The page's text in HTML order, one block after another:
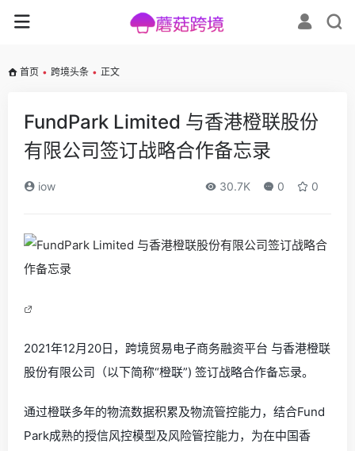
首页 • 跨境头条 • 正文
FundPark Limited 与香港橙联股份
有限公司签订战略合作备忘录
iow 30.7K 0 0
2021年12月20日，跨境贸易电子商务融资平台 与香港橙联
股份有限公司（以下简称“橙联”) 签订战略合作备忘录。
通过橙联多年的物流数据积累及物流管控能力，结合Fund
Park成熟的授信风控模型及风险管控能力，为在中国香